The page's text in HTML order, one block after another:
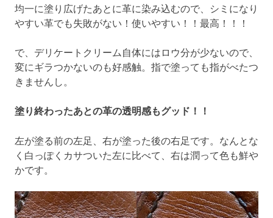
均一に塗り広げたあとに革に染み込むので、シミになり
やすい革でも失敗がない！使いやすい！！最高！！！
で、デリケートクリーム自体にはロウ分が少ないので、
変にギラつかないのも好感触。指で塗っても指がべたつ
きませんし。
塗り終わったあとの革の透明感もグッド！！
左が塗る前の左足、右が塗った後の右足です。なんとな
く白っぽくカサついた左に比べて、右は潤って色も鮮や
かです。